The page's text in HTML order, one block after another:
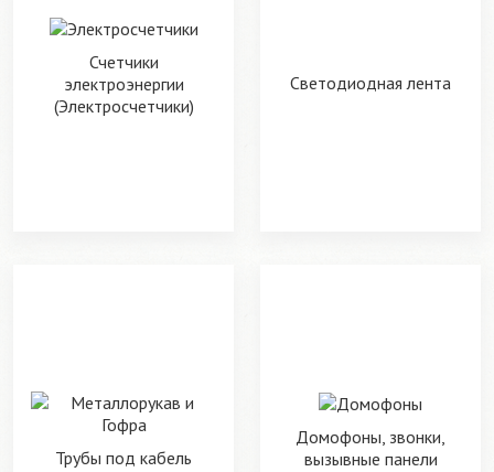
Счетчики
электроэнергии
(Электросчетчики)
Светодиодная лента
Трубы под кабель
Домофоны, звонки,
вызывные панели